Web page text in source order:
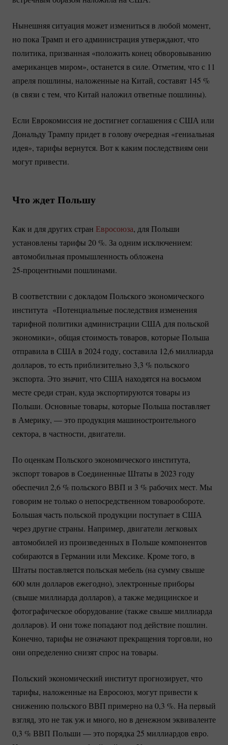
Нынешняя ситуация может измениться в любой момент,
но пока Трамп и его администрация утверждают, что
политика, призванная «положить конец обворовыванию
американцев миром», останется в силе. Отметим, что с 11
апреля пошлины, наложенные на Китай, составят 145 %
(в связи с тем, что Китай наложил ответные пошлины).
Если Еврокомиссия не достигнет соглашения с США или
Дональду Трампу придет в голову очередная «гениальная
идея», тарифы вернутся. Вот к каким последствиям они
могут привести.
Что ждет Польшу
Как и для других стран Евросоюза, для Польши
установлены тарифы 20 %. За одним исключением:
автомобильная промышленность обложена
25-процентными пошлинами.
В соответствии с докладом Польского экономического
института «Потенциальные последствия изменения
тарифной политики администрации США для польской
экономики», общая стоимость товаров, которые Польша
отправила в США в 2024 году, составила 12,6 миллиарда
долларов, то есть приблизительно 3,3 %польского
экспорта. Это значит, что США находятся на восьмом
месте среди стран, куда экспортируются товары из
Польши. Основные товары, которые Польша поставляет
в Америку, — это продукция машиностроительного
сектора, в частности, двигатели.
По оценкам Польского экономического института,
экспорт товаров в Соединенные Штаты в 2023 году
обеспечил 2,6 %польского ВВП и 3 % рабочих мест. Мы
говорим не только о непосредственном товарообороте.
Большая часть польской продукции поступает в США
через другие страны. Например, двигатели легковых
автомобилей из произведенных в Польше компонентов
собираются в Германии или Мексике. Кроме того, в
Штаты поставляется польская мебель (на сумму свыше
600 млн долларов ежегодно), электронные приборы
(свыше миллиарда долларов), а также медицинское и
фотографическое оборудование (также свыше миллиарда
долларов). И они тоже попадают под действие пошлин.
Конечно, тарифы не означают прекращения торговли, но
они определенно снизят спрос на товары.
Польский экономический институт прогнозирует, что
тарифы, наложенные на Евросоюз, могут привести к
снижению польского ВВП примерно на 0,3 %. На первый
взгляд, это не так уж и много, но в денежном эквиваленте
0,3 % ВВП Польши — это порядка 25 миллиардов евро.